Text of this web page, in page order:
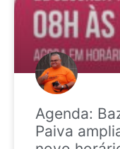
Agenda:
Paiva